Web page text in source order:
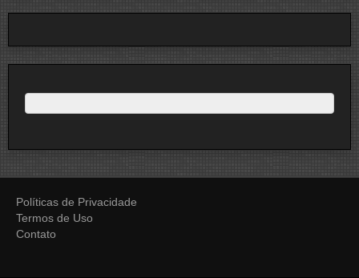
Políticas de Privacidade
Termos de Uso
Contato